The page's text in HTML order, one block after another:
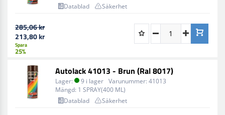
Datablad
Säkerhet
285,06 kr
213,80 kr
Spara
25%
Autolack 41013 - Brun (Ral 8017)
Lager: 9 i lager Varunummer: 41013
Mängd: 1 SPRAY(400 ML)
Datablad
Säkerhet